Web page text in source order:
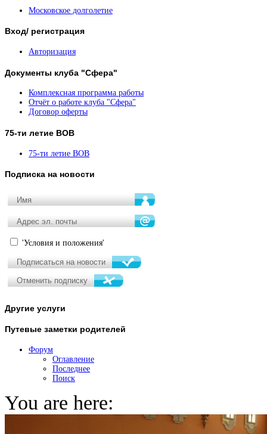
Московское долголетие
Вход/ регистрация
Авторизация
Документы клуба "Сфера"
Комплексная программа работы
Отчёт о работе клуба "Сфера"
Договор оферты
75-ти летие ВОВ
75-ти летие ВОВ
Подписка на новости
'Условия и положения'
Другие услуги
Путевые заметки родителей
Форум
Оглавление
Последнее
Поиск
You are here: